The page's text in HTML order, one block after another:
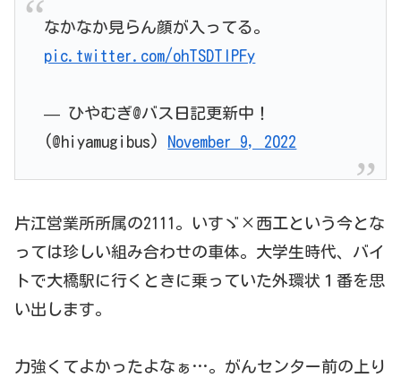
なかなか見らん顔が入ってる。
pic.twitter.com/ohTSDTlPFy
— ひやむぎ@バス日記更新中！
(@hiyamugibus) November 9, 2022
片江営業所所属の2111。いすゞ×西工という今とな
っては珍しい組み合わせの車体。大学生時代、バイ
トで大橋駅に行くときに乗っていた外環状１番を思
い出します。
力強くてよかったよなぁ…。がんセンター前の上り